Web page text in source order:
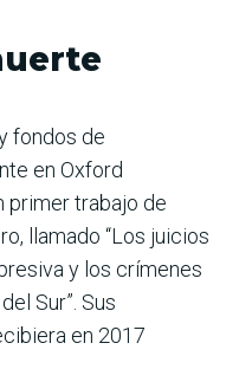
fondos de
en Oxford
primer trabajo de
llamado “Los juicios
y los crímenes
Sur”. Sus
en 2017